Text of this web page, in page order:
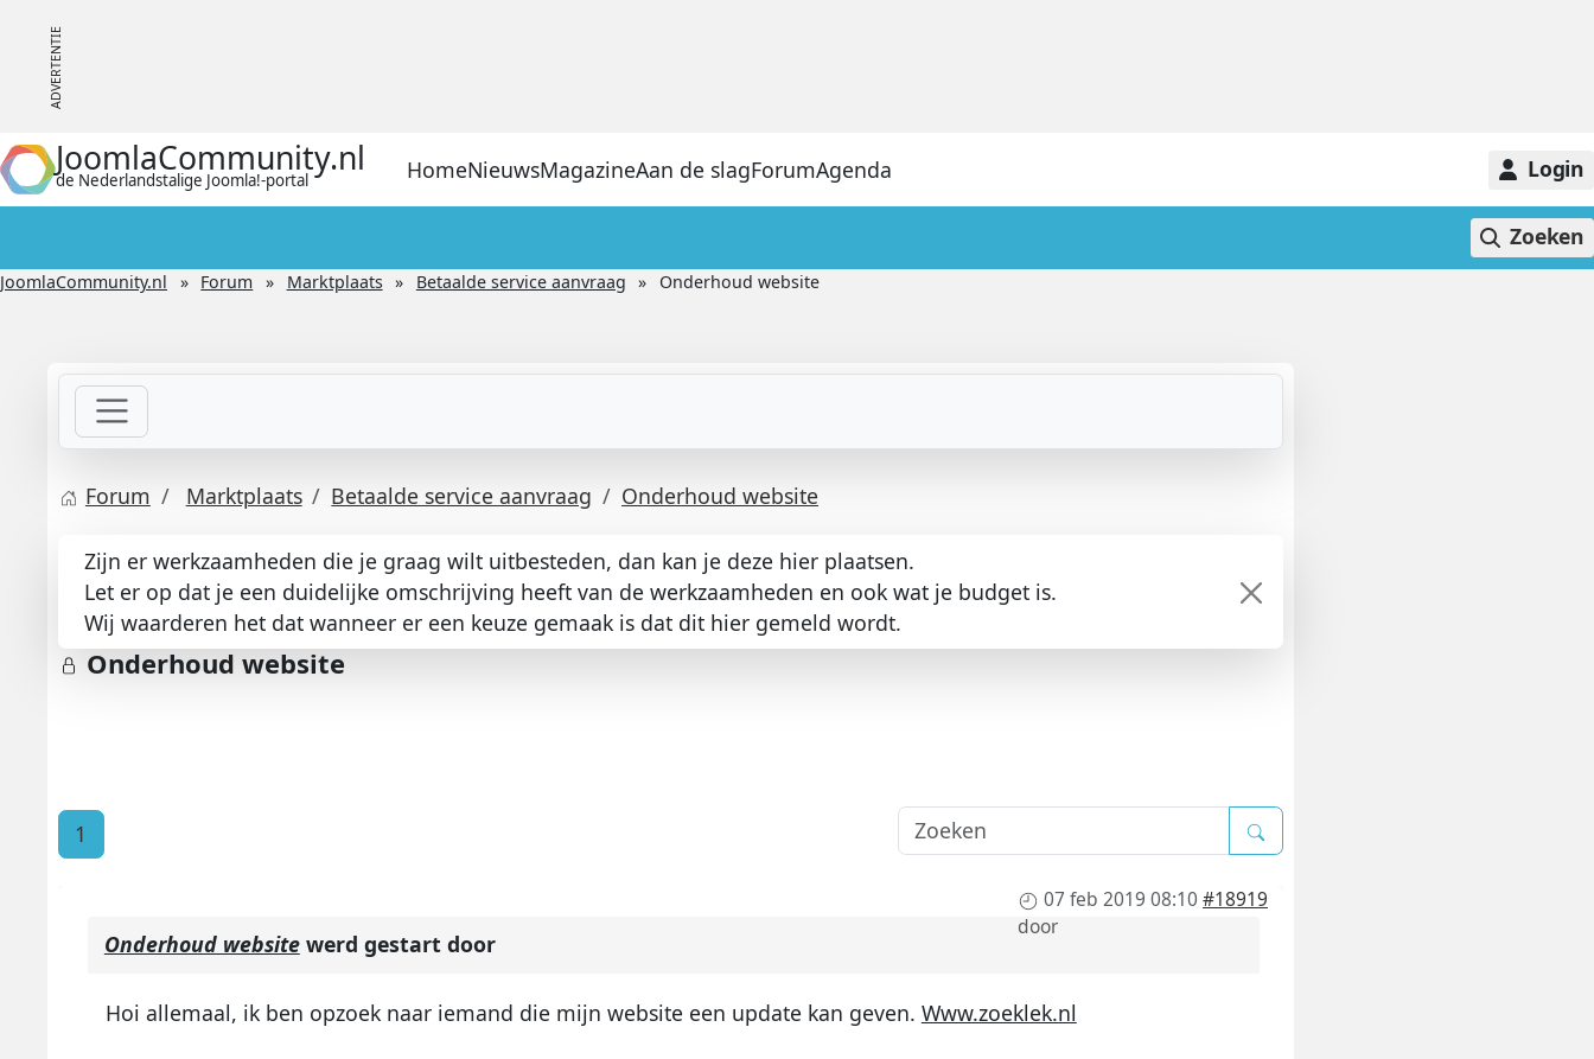
JoomlaCommunity.nl
de Nederlandstalige Joomla!-portal HomeNieuwsMagazineAan de slagForumAgenda Login
Zoeken
JoomlaCommunity.nl Forum Marktplaats Betaalde service aanvraag Onderhoud website
Forum Marktplaats Betaalde service aanvraag Onderhoud website
Zijn er werkzaamheden die je graag wilt uitbesteden, dan kan je deze hier plaatsen.
Let er op dat je een duidelijke omschrijving heeft van de werkzaamheden en ook wat je budget is.
Wij waarderen het dat wanneer er een keuze gemaak is dat dit hier gemeld wordt.
Onderhoud website
1
07 feb 2019 08:10 #18919
door
Onderhoud websitewerd gestart door
Hoi allemaal, ik ben opzoek naar iemand die mijn website een update kan geven. Www.zoeklek.nl